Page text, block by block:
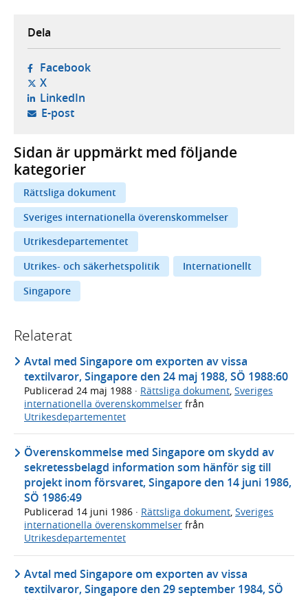
Dela
Facebook- öppnas i ny flik, extern webbplats,
X- öppnas i ny flik, extern webbplats,
LinkedIn- öppnas i ny flik, extern webbplats,
E-post- öppnar din e-postklient,
Sidan är uppmärkt med följande
kategorier
Rättsliga dokument
Sveriges internationella överenskommelser
Utrikesdepartementet
Utrikes- och säkerhetspolitik
Internationellt
Singapore
Relaterat
Avtal med Singapore om exporten av vissa
textilvaror, Singapore den 24 maj 1988, SÖ 1988:60
Publicerad 24 maj 1988 · Rättsliga dokument Sveriges
internationella överenskommelser från
Utrikesdepartementet
Överenskommelse med Singapore om skydd av
sekretessbelagd information som hänför sig till
projekt inom försvaret, Singapore den 14 juni 1986,
SÖ 1986:49
Publicerad 14 juni 1986 · Rättsliga dokument, Sveriges
internationella överenskommelser från
Utrikesdepartementet
Avtal med Singapore om exporten av vissa
textilvaror, Singapore den 29 september 1984, SÖ